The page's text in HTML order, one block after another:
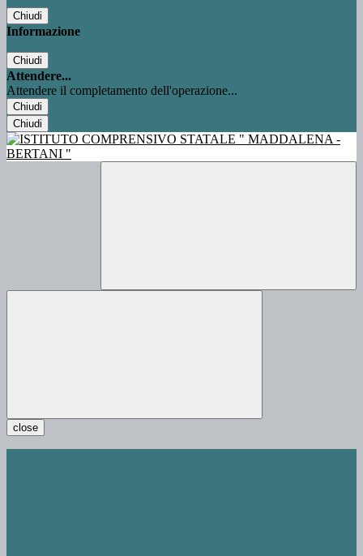
Chiudi
Informazione
Chiudi
Attendere...
Attendere il completamento dell'operazione...
Chiudi
Chiudi
close